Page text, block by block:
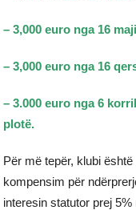
– 3,000 euro nga 16
– 3,000 euro nga 16
– 3.000 euro nga 6
plotë.
Për më tepër, klubi
kompensim për
interesin statutor prej